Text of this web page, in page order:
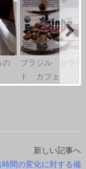
の
ブラジル セラー
ド カフェ…
新しい記事へ
時間の変化に対する備